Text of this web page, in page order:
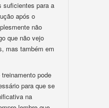
suficientes para a
após o
não
que não vejo
mas também em
pode
para que se
na